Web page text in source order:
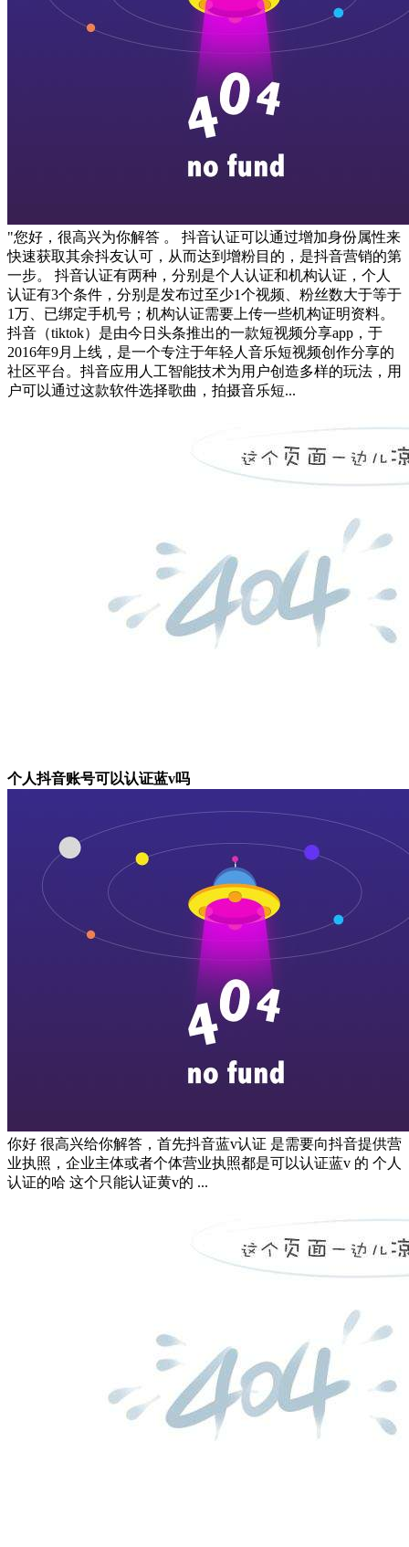
"您好，很高兴为你解答 。 抖音认证可以通过增加身份属性来
快速获取其余抖友认可，从而达到增粉目的，是抖音营销的第
一步。 抖音认证有两种，分别是个人认证和机构认证，个人
认证有3个条件，分别是发布过至少1个视频、粉丝数大于等于
1万、已绑定手机号；机构认证需要上传一些机构证明资料。
抖音（tiktok）是由今日头条推出的一款短视频分享app，于
2016年9月上线，是一个专注于年轻人音乐短视频创作分享的
社区平台。抖音应用人工智能技术为用户创造多样的玩法，用
户可以通过这款软件选择歌曲，拍摄音乐短...
个人抖音账号可以认证蓝v吗
你好 很高兴给你解答，首先抖音蓝v认证 是需要向抖音提供营
业执照，企业主体或者个体营业执照都是可以认证蓝v 的 个人
认证的哈 这个只能认证黄v的 ...